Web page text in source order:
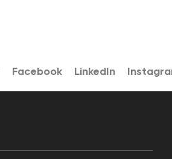
Facebook LinkedIn